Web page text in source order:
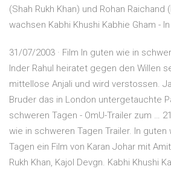
(Shah Rukh Khan) und Rohan Raichand
wachsen Kabhi Khushi Kabhie Gham -
31/07/2003 · Film In guten wie in
Inder Rahul heiratet gegen den Willen
mittellose Anjali und wird verstossen.
Bruder das in London untergetauchte
schweren Tagen - OmU-Trailer zum …
wie in schweren Tagen Trailer. In guten
Tagen ein Film von Karan Johar mit
Rukh Khan, Kajol Devgn. Kabhi Khushi